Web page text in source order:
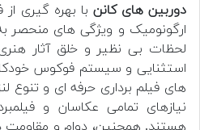
دوربین های کانن با بهره گیری
ارگونومیک و ویژگی های منحصر به
لحظات بی نظیر و خلق آثار
استثنایی و سیستم فوکوس
های فیلم برداری حرفه ای و تنوع
نیازهای تمامی عکاسان و
هستند. همچنین، دوام و مقاومت